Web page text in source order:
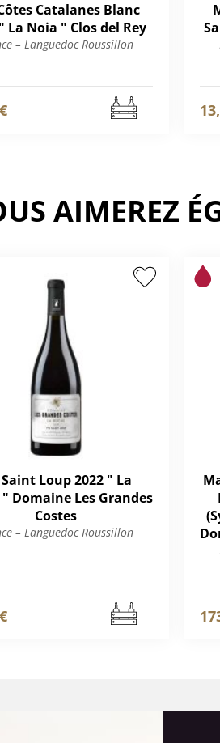
Catalanes Blanc
La Noia " Clos del Rey
– Languedoc Roussillon
AIMEREZ
Saint Loup 2022 " La
" Domaine Les Grandes
Costes
– Languedoc Roussillon